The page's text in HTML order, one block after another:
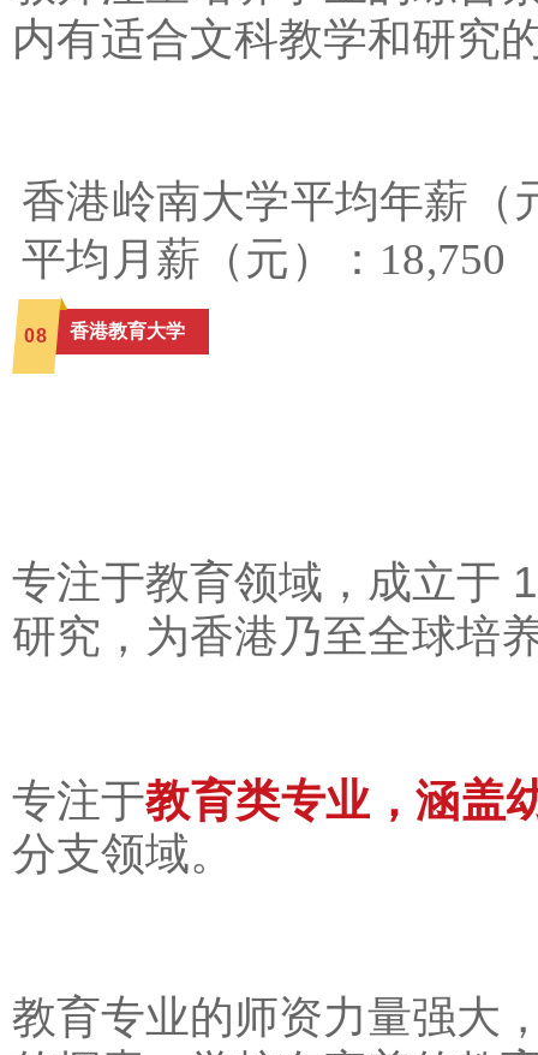
内有适合文科教学和研究
香港岭南大学平均年薪（
平均月薪（元）：18,750
08 香港教育大学
专注于教育领域，成立于
研究，为香港乃至全球培
专注于教育类专业，涵盖
分支领域。
教育专业的师资力量强大